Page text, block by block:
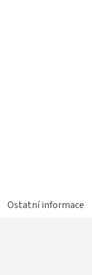
Ostatní informace